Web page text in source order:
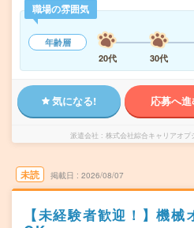
職場の雰囲気
年齢層
20代
30代
気になる! 応募へ
派遣会社 株式会社綜合キャリアオ
未読 掲載日 2026/08/07
【未経験者歓迎！】機